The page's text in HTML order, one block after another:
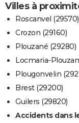
Villes à
Roscanvel (29570)
Crozon (29160)
Plouzané (29280)
Locmaria-
Plougonvelin
Brest (29200)
Guilers (29820)
Accidents dans